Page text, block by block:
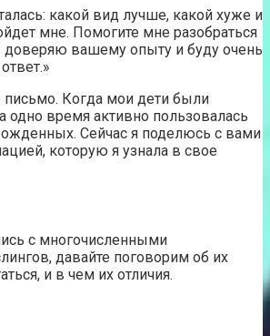
какой вид лучше, какой хуже и
мне. Помогите мне разобраться
доверяю вашему опыту и буду очень
письмо. Когда мои дети были
одно время активно пользовалась
Сейчас я поделюсь с вами
которую я узнала в свое
с многочисленными
давайте поговорим об их
и в чем их отличия.